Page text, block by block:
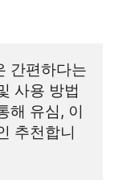
간편하다는
사용 방법
해 유심, 이
추천합니